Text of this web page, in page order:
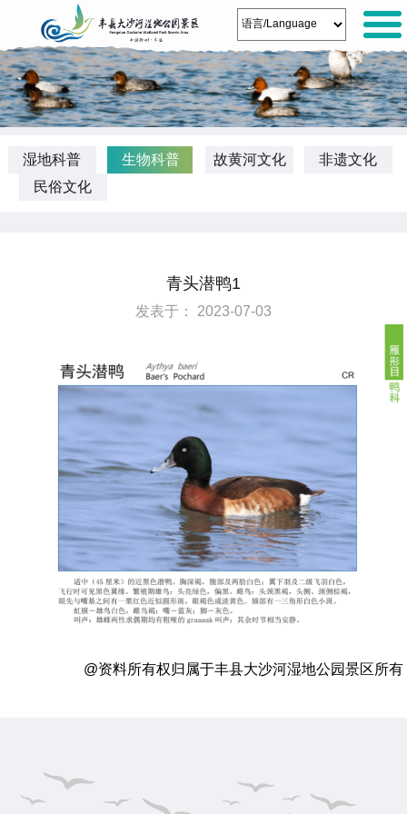
湿地科普 生物科普 故黄河文化
非遗文化
民俗文化
青头潜鸭1
发表于： 2023-07-03
@资料所有权归属于丰县大沙河湿地公园景区所有